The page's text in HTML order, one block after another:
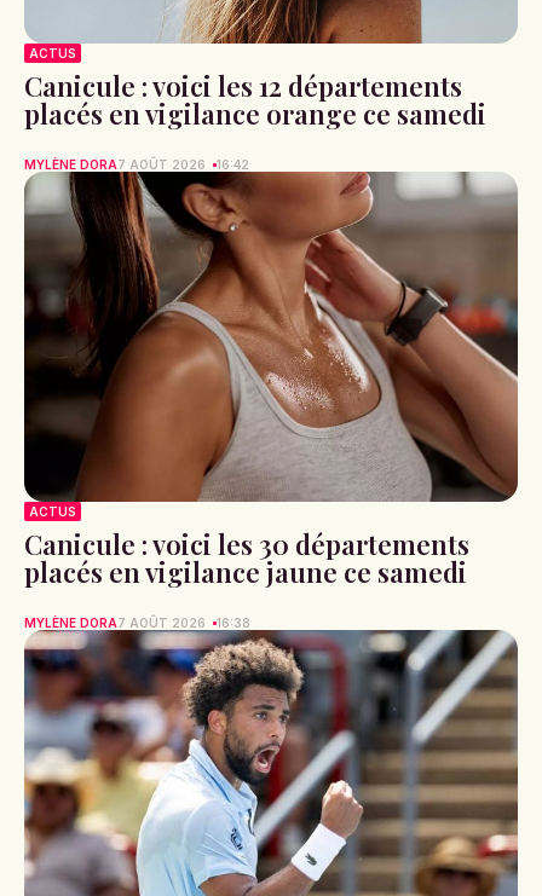
ACTUS
Canicule : voici les 12 départements
placés en vigilance orange ce samedi
MYLÈNE DORA7 AOÛT 2026 16:42
ACTUS
Canicule : voici les 30 départements
placés en vigilance jaune ce samedi
MYLÈNE DORA7 AOÛT 2026 16:38